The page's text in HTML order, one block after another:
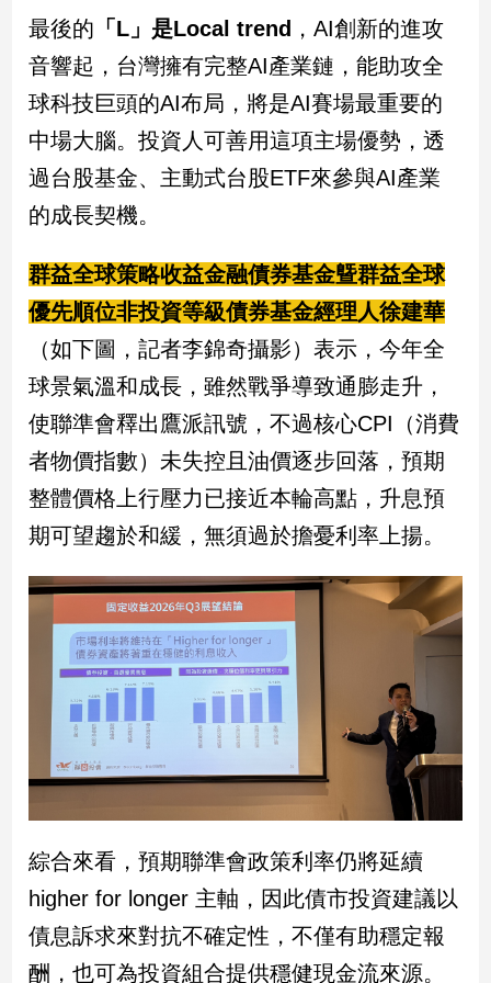
建
築/
室
內
計
旅
遊/
美
星
座/
命
理
消
康/
親
子/
感
藝
推
技/
遊
戲
運
最後的 「L」是Local trend ，AI創新的進攻
音響起，台灣擁有完整AI產業鏈，能助攻全
球科技巨頭的AI布局，將是AI賽場最重要的
中場大腦。投資人可善用這項主場優勢，透
過台股基金、主動式台股ETF來參與AI產業
的成長契機。
群益全球策略收益金融債券基金曁群益全球
優先順位非投資等級債券基金經理人徐建華
（如下圖，記者李錦奇攝影）表示，今年全
球景氣溫和成長，雖然戰爭導致通膨走升，
使聯準會釋出鷹派訊號，不過核心CPI（消費
者物價指數）未失控且油價逐步回落，預期
整體價格上行壓力已接近本輪高點，升息預
期可望趨於和緩，無須過於擔憂利率上揚。
綜合來看，預期聯準會政策利率仍將延續
higher for longer 主軸，因此債市投資建議以
債息訴求來對抗不確定性，不僅有助穩定報
酬，也可為投資組合提供穩健現金流來源。